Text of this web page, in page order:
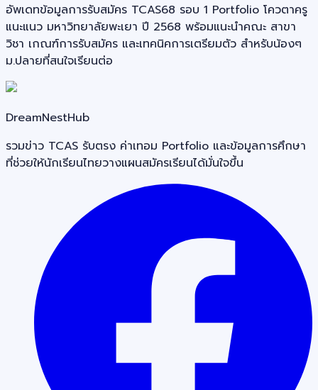
อัพเดทข้อมูลการรับสมัคร TCAS68 รอบ 1 Portfolio โควตาครู
แนะแนว มหาวิทยาลัยพะเยา ปี 2568 พร้อมแนะนำคณะ สาขา
วิชา เกณฑ์การรับสมัคร และเทคนิคการเตรียมตัว สำหรับน้องๆ
ม.ปลายที่สนใจเรียนต่อ
DreamNestHub
รวมข่าว TCAS รับตรง ค่าเทอม Portfolio และข้อมูลการศึกษา
ที่ช่วยให้นักเรียนไทยวางแผนสมัครเรียนได้มั่นใจขึ้น